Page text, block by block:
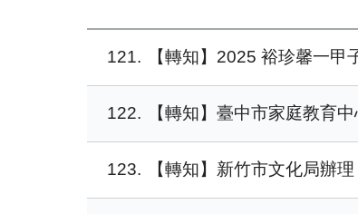
121 【轉知】2025 裕珍馨一甲
122 【轉知】臺中市家庭教育
123 【轉知】新竹市文化局辦